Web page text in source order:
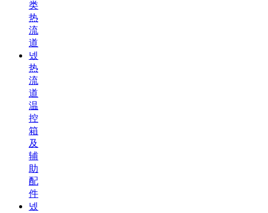
类
热
流
道
넸
热
流
道
温
控
箱
及
辅
助
配
件
넸